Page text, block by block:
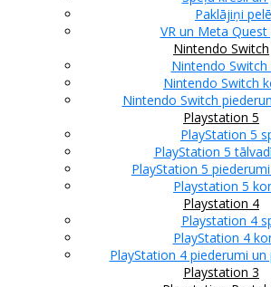
Paklājiņi
VR un Meta
Nintendo Switch
Nintendo Switch
Nintendo Switch
Nintendo Switch
Playstation 5
PlayStation 5
PlayStation 5
PlayStation 5
Playstation 5
Playstation 4
Playstation 4
PlayStation 4
PlayStation 4 piederumi
Playstation 3